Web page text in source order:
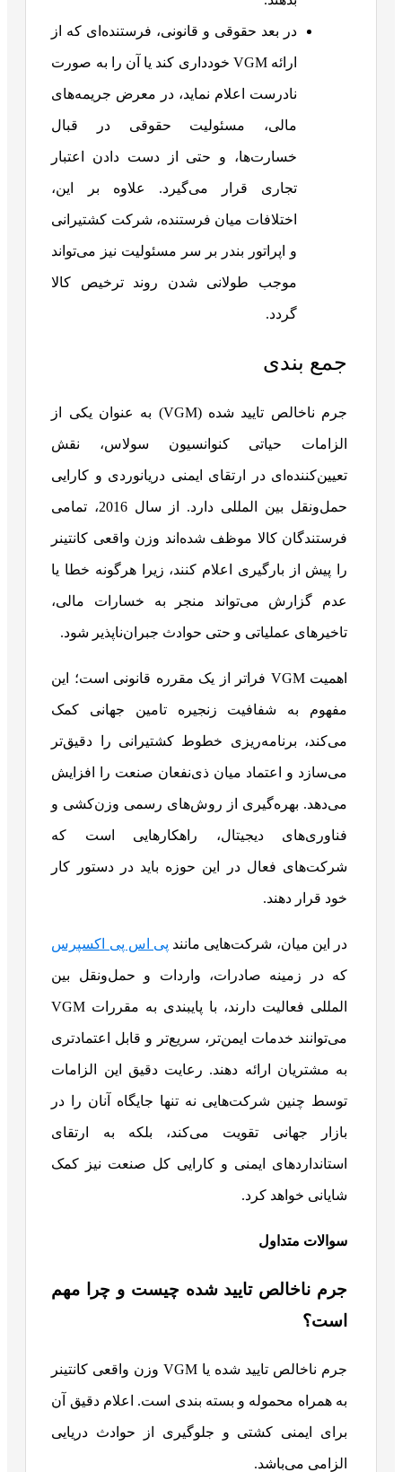
در بعد حقوقی و قانونی، فرستنده‌ای که از
ارائه VGM خودداری کند یا آن را به صورت
نادرست اعلام نماید، در معرض جریمه‌های
مالی، مسئولیت حقوقی در قبال
خسارت‌ها، و حتی از دست دادن اعتبار
تجاری قرار می‌گیرد. علاوه بر این،
اختلافات میان فرستنده، شرکت کشتیرانی
و اپراتور بندر بر سر مسئولیت نیز می‌تواند
موجب طولانی شدن روند ترخیص کالا
گردد.
جمع بندی
جرم ناخالص تایید شده (VGM) به عنوان یکی از
الزامات حیاتی کنوانسیون سولاس، نقش
تعیین‌کننده‌ای در ارتقای ایمنی دریانوردی و کارایی
حمل‌ونقل بین المللی دارد. از سال 2016، تمامی
فرستندگان کالا موظف شده‌اند وزن واقعی کانتینر
را پیش از بارگیری اعلام کنند، زیرا هرگونه خطا یا
عدم گزارش می‌تواند منجر به خسارات مالی،
تاخیرهای عملیاتی و حتی حوادث جبران‌ناپذیر شود.
اهمیت VGM فراتر از یک مقرره قانونی است؛ این
مفهوم به شفافیت زنجیره تامین جهانی کمک
می‌کند، برنامه‌ریزی خطوط کشتیرانی را دقیق‌تر
می‌سازد و اعتماد میان ذی‌نفعان صنعت را افزایش
می‌دهد. بهره‌گیری از روش‌های رسمی وزن‌کشی و
فناوری‌های دیجیتال، راهکارهایی است که
شرکت‌های فعال در این حوزه باید در دستور کار
خود قرار دهند.
در این میان، شرکت‌هایی مانند پی اس پی اکسپرس
که در زمینه صادرات، واردات و حمل‌ونقل بین
المللی فعالیت دارند، با پایبندی به مقررات VGM
می‌توانند خدمات ایمن‌تر، سریع‌تر و قابل‌ اعتمادتری
به مشتریان ارائه دهند. رعایت دقیق این الزامات
توسط چنین شرکت‌هایی نه تنها جایگاه آنان را در
بازار جهانی تقویت می‌کند، بلکه به ارتقای
استانداردهای ایمنی و کارایی کل صنعت نیز کمک
شایانی خواهد کرد.
سوالات متداول
جرم ناخالص تایید شده چیست و چرا مهم
است؟
جرم ناخالص تایید شده یا VGM وزن واقعی کانتینر
به همراه محموله و بسته‌ بندی است. اعلام دقیق آن
برای ایمنی کشتی و جلوگیری از حوادث دریایی
الزامی می‌باشد.